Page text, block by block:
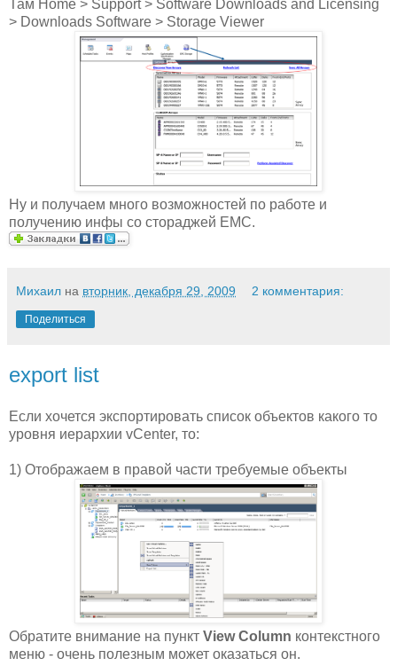
Там Home > Support > Software Downloads and Licensing
> Downloads Software > Storage Viewer
Ну и получаем много возможностей по работе и
получению инфы со стораджей EMC.
Михаил на вторник, декабря 29, 2009 2 комментария:
Поделиться
export list
Если хочется экспортировать список объектов какого то
уровня иерархии vCenter, то:
1) Отображаем в правой части требуемые объекты
Обратите внимание на пункт View Column контекстного
меню - очень полезным может оказаться он.